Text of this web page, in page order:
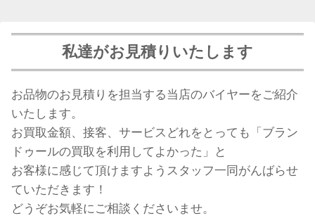
私達がお見積りいたします
お品物のお見積りを担当する当店のバイヤーをご紹介
いたします。
お買取金額、接客、サービスどれをとっても「ブラン
ドゥールの買取を利用してよかった」と
お客様に感じて頂けますようスタッフ一同がんばらせ
ていただきます！
どうぞお気軽にご相談くださいませ。